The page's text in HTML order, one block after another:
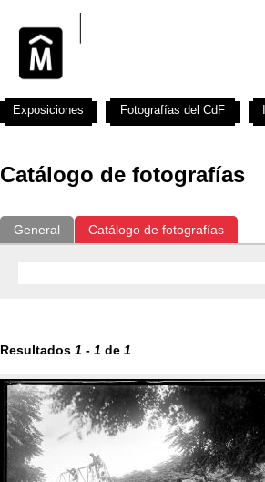
Catálogo de fotografías
General Catálogo de fotografías
Resultados 1 - 1 de 1
Exposiciones Fotografías del CdF